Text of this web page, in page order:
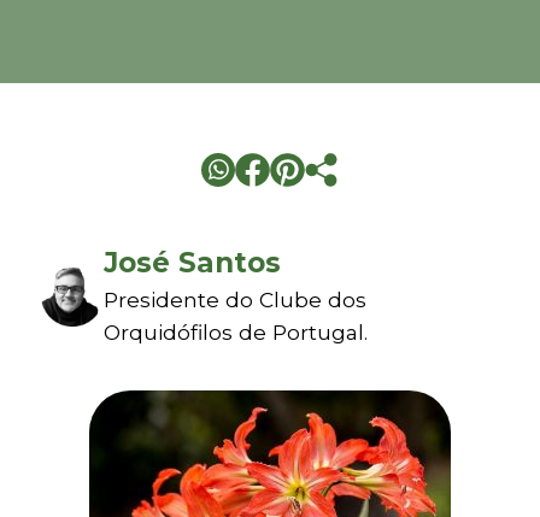
José Santos
Presidente do Clube dos
Orquidófilos de Portugal.